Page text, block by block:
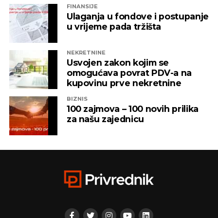
ITSS”, “Sirius 2010”, “Kaldera”, “K-2 Audio” u čijem je
vlasništvu Alternativna televizija, “Una World” u
čijem je vlasništvu bila “Una TV”.
Iz “Infinity-ja” su tada saopštili da će bez posla ostati
oko 800 ljudi, a spas su potražili u registrovanju
novih kompanija i promjenama vlasničke strukture,
pretvarajućći dotatašnje rukovodioce u vlasnike.
„Invictus“ su prije mjesec dana osnovali menadžeri
„Prointera“ i „Siriusa”.
REKLAMA
FINANSIJE
Ulaganja u fondove i postupanje
u vrijeme pada tržišta
NEKRETNINE
Usvojen zakon kojim se
omogućava povrat PDV-a na
kupovinu prve nekretnine
BIZNIS
100 zajmova – 100 novih prilika
za našu zajednicu